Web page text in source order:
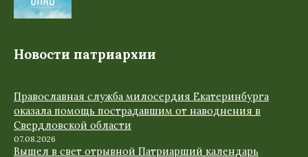
Новости патриархии
Православная служба милосердия Екатеринбурга
оказала помощь пострадавшим от наводнения в
Свердловской области
07.08.2026
Вышел в свет отрывной Патриарший календарь